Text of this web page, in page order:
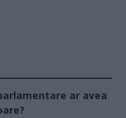
ar avea